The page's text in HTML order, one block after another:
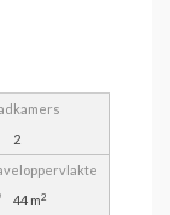
2
44 m2